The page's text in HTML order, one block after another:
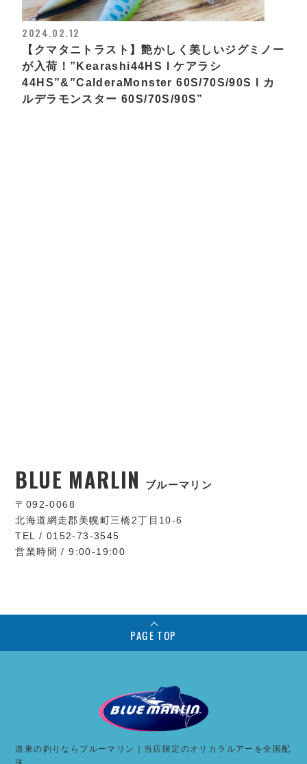
2024.02.12
【クマタニトラスト】艶かしく美しいジグミノー
が入荷！”Kearashi44HS l ケアラシ
44HS”&”CalderaMonster 60S/70S/90S l カ
ルデラモンスター 60S/70S/90S”
BLUE MARLIN ブルーマリン
〒092-0068
北海道網走郡美幌町三橋2丁目10-6
TEL / 0152-73-3545
営業時間 / 9:00-19:00
PAGE TOP
道東の釣りならブルーマリン｜当店限定のオリカラルアーを全国配